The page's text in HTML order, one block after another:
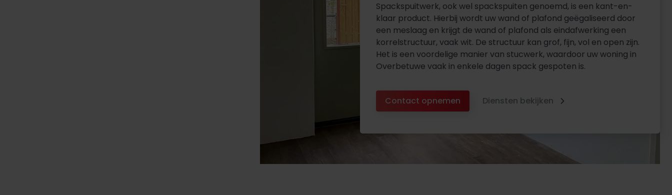
Spackspuitwerk, ook wel spackspuiten genoemd, is een kant-en-
klaar product. Hierbij wordt uw wand of plafond geëgaliseerd door
een meslaag en krijgt de wand of plafond als eindafwerking een
korrelstructuur, vaak wit. De structuur kan grof, fijn, vol en open zijn.
Het is een voordelige manier van stucwerk, waardoor uw woning in
Overbetuwe vaak in enkele dagen spack gespoten is.
Contact opnemen Diensten bekijken